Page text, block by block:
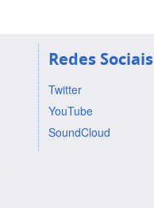
Redes Sociais
Twitter
YouTube
SoundCloud